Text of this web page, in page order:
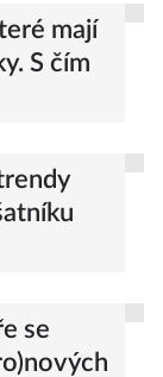
mají
S čím
se